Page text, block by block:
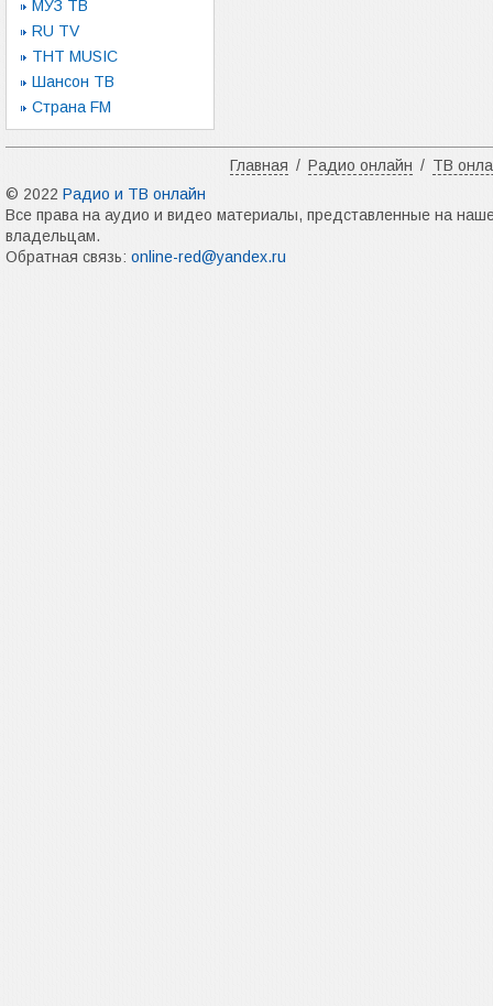
МУЗ ТВ
RU TV
ТНТ MUSIC
Шансон ТВ
Страна FM
Главная / Радио онлайн / ТВ
© 2022 Радио и ТВ онлайн
Все права на аудио и видео материалы, представленные на
владельцам.
Обратная связь: online-red@yandex.ru